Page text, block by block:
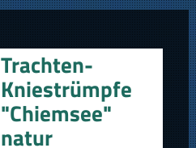
Trachten-
Kniestrümpfe
"Chiemsee"
natur